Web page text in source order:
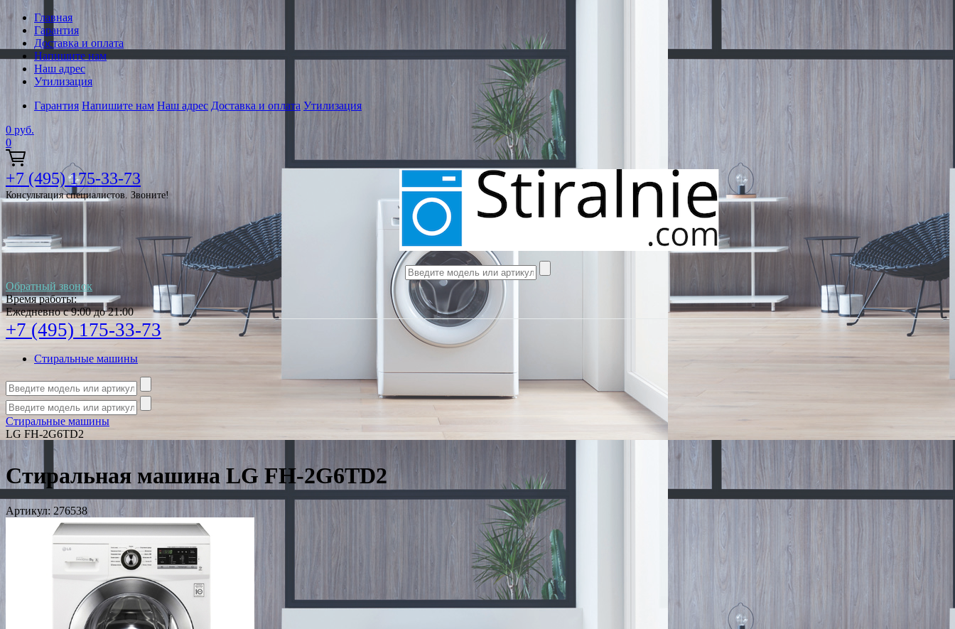
Главная
Гарантия
Доставка и оплата
Напишите нам
Наш адрес
Утилизация
Гарантия Напишите нам Наш адрес Доставка и оплата Утилизация
0 руб.
0
+7 (495) 175-33-73
Консультация специалистов. Звоните!
Обратный звонок
Время работы:
Ежедневно с 9:00 до 21:00
+7 (495) 175-33-73
Стиральные машины
Стиральные машины
LG FH-2G6TD2
Стиральная машина LG FH-2G6TD2
Артикул: 276538